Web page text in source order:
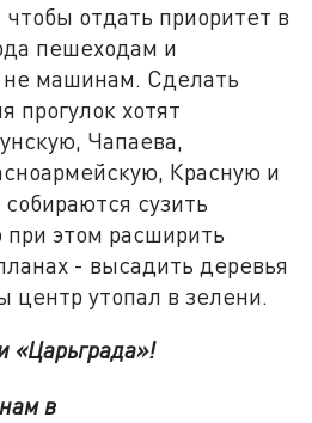
отдать приоритет в
пешеходам и
машинам. Сделать
прогулок хотят
Чапаева,
Красную и
сузить
этом расширить
- высадить деревья
центр утопал в зелени.
«Царьграда»!
в